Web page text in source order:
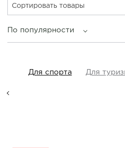
Сортировать товары
По популярности
Для спорта Для